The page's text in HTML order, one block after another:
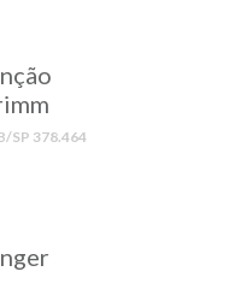
SP 378.464